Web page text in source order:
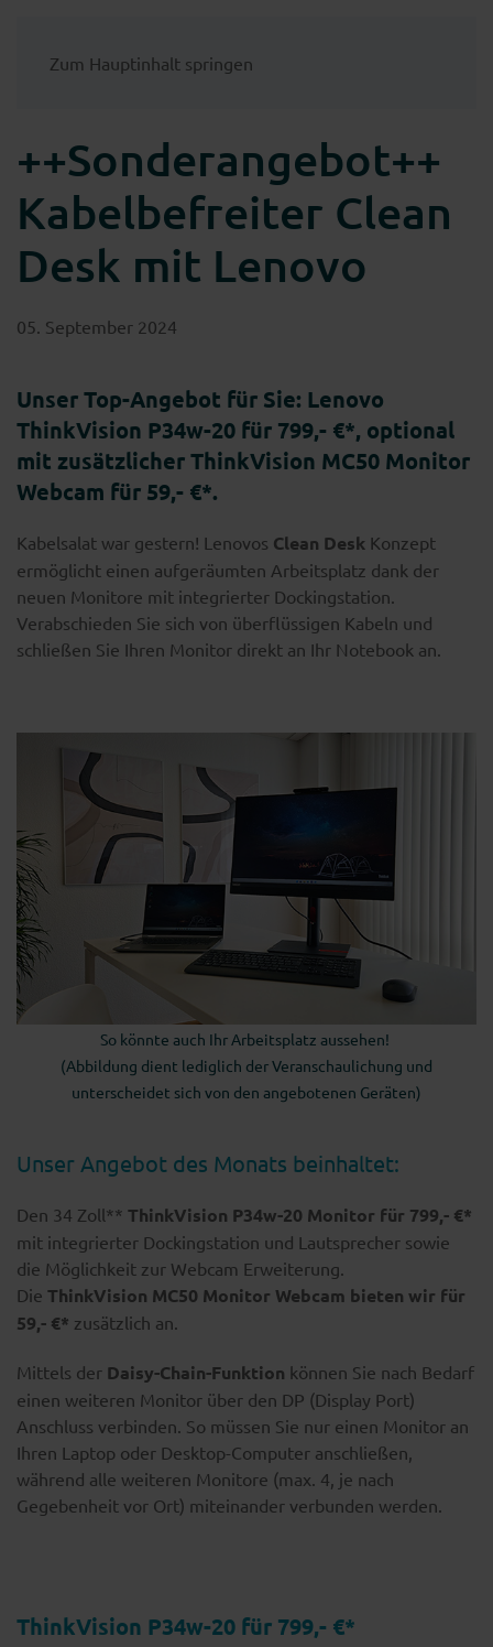
Zum Hauptinhalt springen
++Sonderangebot++
Kabelbefreiter Clean
Desk mit Lenovo
05. September 2024
Unser Top-Angebot für Sie: Lenovo
ThinkVision P34w-20 für 799,- €*, optional
mit zusätzlicher ThinkVision MC50 Monitor
Webcam für 59,- €*.
Kabelsalat war gestern! Lenovos Clean Desk Konzept
ermöglicht einen aufgeräumten Arbeitsplatz dank der
neuen Monitore mit integrierter Dockingstation.
Verabschieden Sie sich von überflüssigen Kabeln und
schließen Sie Ihren Monitor direkt an Ihr Notebook an.
So könnte auch Ihr Arbeitsplatz aussehen!
(Abbildung dient lediglich der Veranschaulichung und
unterscheidet sich von den angebotenen Geräten)
Unser Angebot des Monats beinhaltet:
Den 34 Zoll** ThinkVision P34w-20 Monitor für 799,- €*
mit integrierter Dockingstation und Lautsprecher sowie
die Möglichkeit zur Webcam Erweiterung.
Die ThinkVision MC50 Monitor Webcam bieten wir für
59,- €* zusätzlich an.
Mittels der Daisy-Chain-Funktion können Sie nach Bedarf
einen weiteren Monitor über den DP (Display Port)
Anschluss verbinden. So müssen Sie nur einen Monitor an
Ihren Laptop oder Desktop-Computer anschließen,
während alle weiteren Monitore (max. 4, je nach
Gegebenheit vor Ort) miteinander verbunden werden.
ThinkVision P34w-20 für 799,- €*